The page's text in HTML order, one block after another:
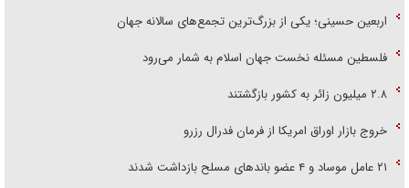
اربعین حسینی؛ یکی از بزرگ‌ترین تجمع‌های سالانه جهان
فلسطین مسئله نخست جهان اسلام به شمار می‌رود
۲.۸ میلیون زائر به کشور بازگشتند
خروج بازار اوراق امریکا از فرمان فدرال رزرو
۲۱ عامل موساد و ۴ عضو باند‌های مسلح بازداشت شدند